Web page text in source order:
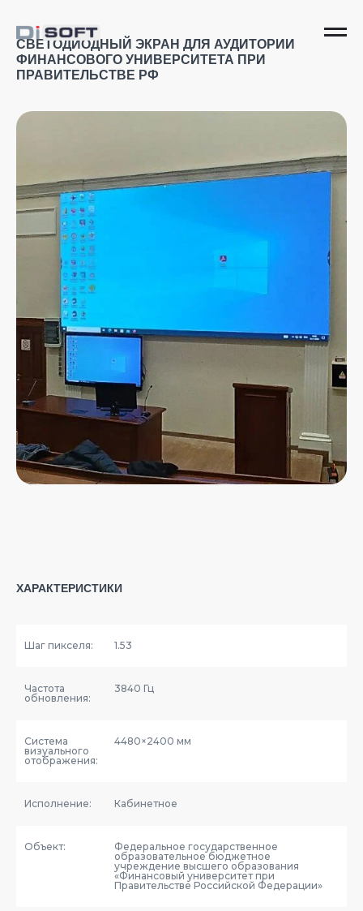
СВЕТОДИОДНЫЙ ЭКРАН ДЛЯ АУДИТОРИИ
ФИНАНСОВОГО УНИВЕРСИТЕТА ПРИ
ПРАВИТЕЛЬСТВЕ РФ
ХАРАКТЕРИСТИКИ
Шаг пикселя: 1.53
Частота
обновления:
3840 Гц
Система
визуального
отображения:
4480×2400 мм
Исполнение: Кабинетное
Объект:
Федеральное государственное
образовательное бюджетное
учреждение высшего образования
«Финансовый университет при
Правительстве Российской Федерации»